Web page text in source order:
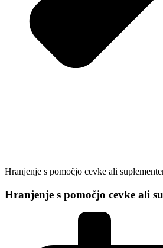
Hranjenje s pomočjo cevke ali
Hranjenje s pomočjo cevke ali